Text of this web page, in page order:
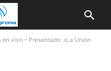
vivo – Presentado: «La Unión